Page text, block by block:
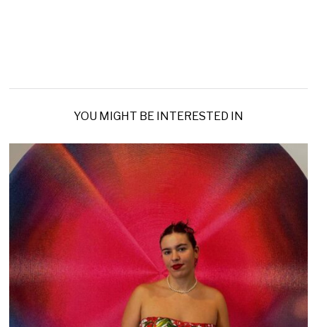
YOU MIGHT BE INTERESTED IN